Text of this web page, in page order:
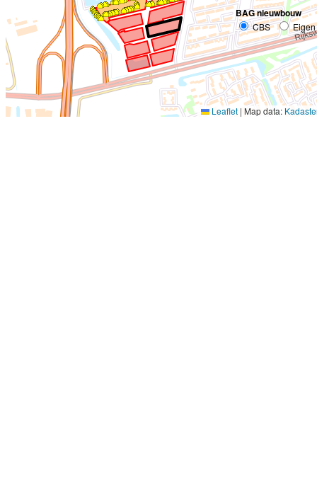
BAG nieuwbouw
CBS Eigen
Leaflet | Map data: